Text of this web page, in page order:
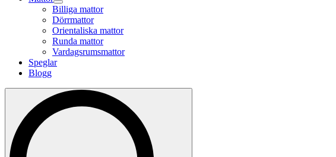
Billiga mattor
Dörrmattor
Orientaliska mattor
Runda mattor
Vardagsrumsmattor
Speglar
Blogg